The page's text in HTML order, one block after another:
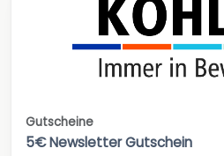
Gutscheine
5€ Newsletter Gutschein